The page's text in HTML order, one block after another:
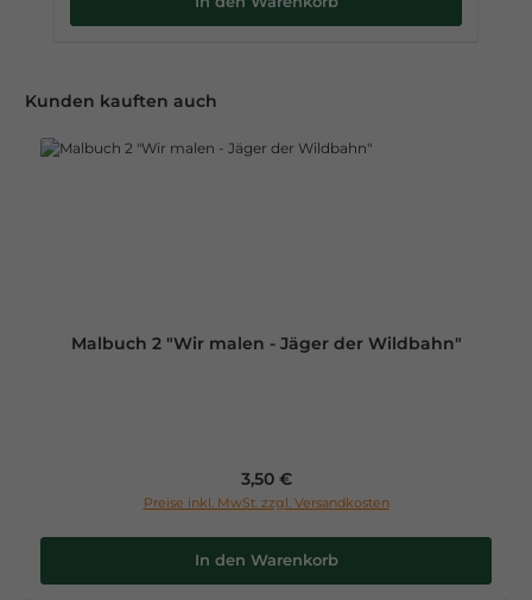
Produktgalerie überspringen
Kunden kauften auch
Malbuch 2 "Wir malen - Jäger der Wildbahn"
Regulärer Preis:
3,50 €
Preise inkl. MwSt. zzgl. Versandkosten
In den Warenkorb